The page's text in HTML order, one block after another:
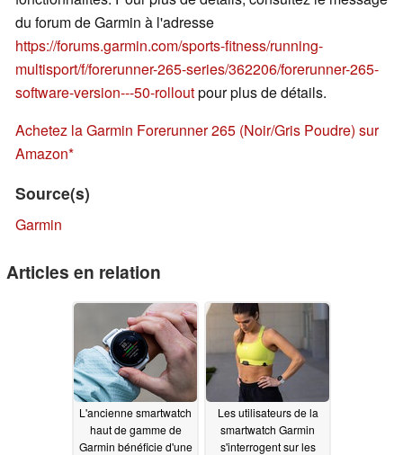
du forum de Garmin à l'adresse
https://forums.garmin.com/sports-fitness/running-
multisport/f/forerunner-265-series/362206/forerunner-265-
software-version---50-rolloutpour plus de détails.
Achetez la Garmin Forerunner 265 (Noir/Gris Poudre) sur
Amazon
Source(s)
Garmin
Articles en relation
L'ancienne smartwatch
haut de gamme de
Garmin bénéficie d'une
Les utilisateurs de la
smartwatch Garmin
s'interrogent sur les